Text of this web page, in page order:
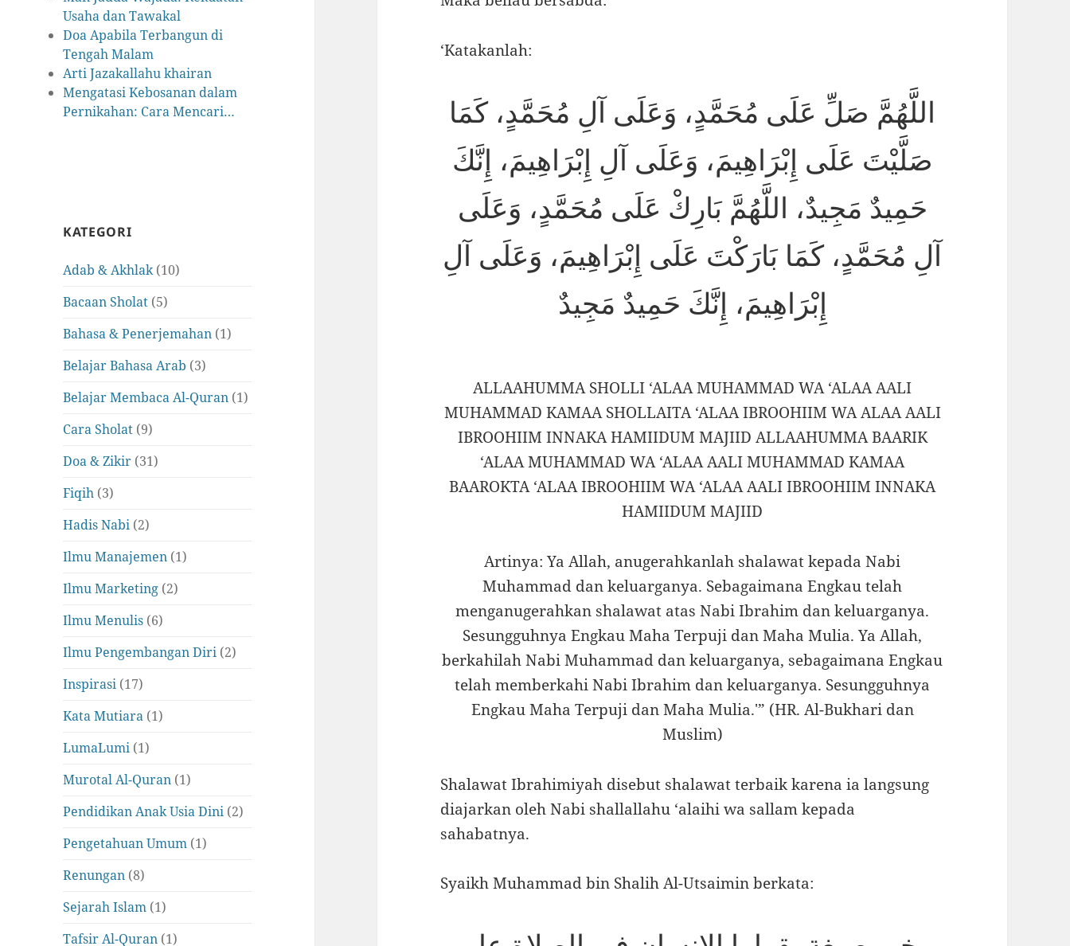
Usaha dan Tawakal
Doa Apabila Terbangun di
Tengah Malam
Arti Jazakallahu khairan
Mengatasi Kebosanan dalam
Pernikahan: Cara Mencari…
KATEGORI
Adab & Akhlak(10)
Bacaan Sholat (5)
Bahasa & Penerjemahan (1)
Belajar Bahasa Arab (3)
Belajar Membaca Al-Quran (1)
Cara Sholat (9)
Doa & Zikir (31)
Fiqih (3)
Hadis Nabi (2)
Ilmu Manajemen (1)
Ilmu Marketing (2)
Ilmu Menulis (6)
Ilmu Pengembangan Diri (2)
Inspirasi (17)
Kata Mutiara (1)
LumaLumi (1)
Murotal Al-Quran (1)
Pendidikan Anak Usia Dini (2)
Pengetahuan Umum (1)
Renungan (8)
Sejarah Islam (1)
Tafsir Al-Quran (1)
‘Katakanlah:
اللَّهُمَّ صَلِّ عَلَى مُحَمَّدٍ، وَعَلَى آلِ مُحَمَّدٍ، كَمَا
صَلَّيْتَ عَلَى إِبْرَاهِيمَ، وَعَلَى آلِ إِبْرَاهِيمَ، إِنَّكَ
حَمِيدٌ مَجِيدٌ، اللَّهُمَّ بَارِكْ عَلَى مُحَمَّدٍ، وَعَلَى
آلِ مُحَمَّدٍ، كَمَا بَارَكْتَ عَلَى إِبْرَاهِيمَ، وَعَلَى آلِ
إِبْرَاهِيمَ، إِنَّكَ حَمِيدٌ مَجِيدٌ
ALLAAHUMMA SHOLLI ‘ALAA MUHAMMAD WA ‘ALAA AALI
MUHAMMAD KAMAA SHOLLAITA ‘ALAA IBROOHIIM WA ALAA AALI
IBROOHIIM INNAKA HAMIIDUM MAJIID ALLAAHUMMA BAARIK
‘ALAA MUHAMMAD WA ‘ALAA AALI MUHAMMAD KAMAA
BAAROKTA ‘ALAA IBROOHIIM WA ‘ALAA AALI IBROOHIIM INNAKA
HAMIIDUM MAJIID
Artinya: Ya Allah, anugerahkanlah shalawat kepada Nabi
Muhammad dan keluarganya. Sebagaimana Engkau telah
menganugerahkan shalawat atas Nabi Ibrahim dan keluarganya.
Sesungguhnya Engkau Maha Terpuji dan Maha Mulia. Ya Allah,
berkahilah Nabi Muhammad dan keluarganya, sebagaimana Engkau
telah memberkahi Nabi Ibrahim dan keluarganya. Sesungguhnya
Engkau Maha Terpuji dan Maha Mulia.'” (HR. Al-Bukhari dan
Muslim)
Shalawat Ibrahimiyah disebut shalawat terbaik karena ia langsung
diajarkan oleh Nabi shallallahu ‘alaihi wa sallam kepada
sahabatnya.
Syaikh Muhammad bin Shalih Al-Utsaimin berkata: